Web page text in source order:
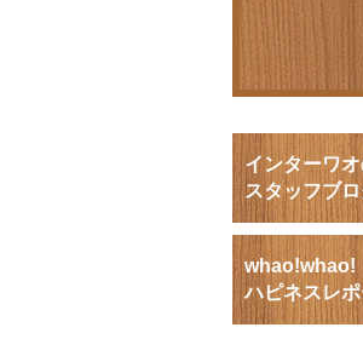
インターワ
スタッフブ
whao!whao!
ハピネスレポ